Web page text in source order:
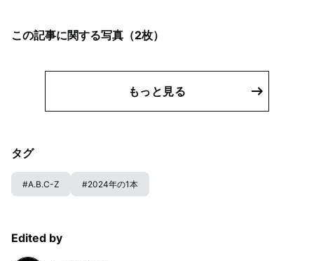
この記事に関する写真（2枚）
もっと見る
タグ
#A.B.C-Z #2024年の1本
Edited by